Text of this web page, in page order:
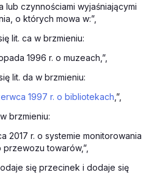
lub czynnościami wyjaśniającymi
o których mowa w:”,
lit. ca w brzmieniu:
1996 r. o muzeach,”,
lit. da w brzmieniu:
1997 r. o bibliotekach ,”,
brzmieniu:
2017 r. o systemie monitorowania
towarów,”,
się przecinek i dodaje się